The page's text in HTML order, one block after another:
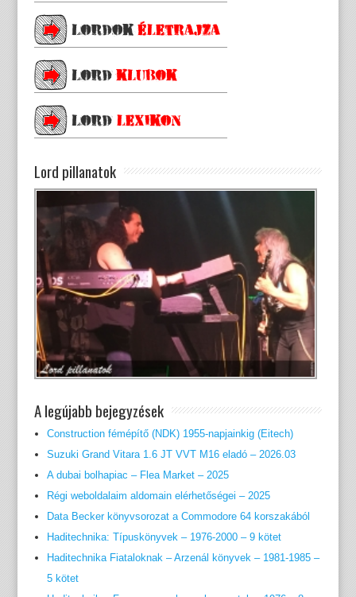
Lord pillanatok
A legújabb bejegyzések
Construction fémépítő (NDK) 1955-napjainkig (Eitech)
Suzuki Grand Vitara 1.6 JT VVT M16 eladó – 2026.03
A dubai bolhapiac – Flea Market – 2025
Régi weboldalaim aldomain elérhetőségei – 2025
Data Becker könyvsorozat a Commodore 64 korszakából
Haditechnika: Típuskönyvek – 1976-2000 – 9 kötet
Haditechnika Fiataloknak – Arzenál könyvek – 1981-1985 –
5 kötet